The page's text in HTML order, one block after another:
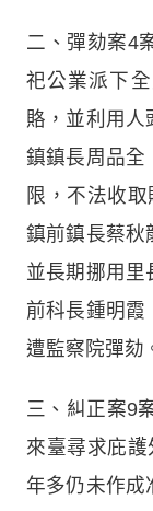
二、彈劾案4
祀公業派下
賂，並利用人
鎮鎮長周品全
限，不法收
鎮前鎮長蔡秋
並長期挪用里
前科長鍾明霞
遭監察院彈劾
三、糾正案9
來臺尋求庇
年多仍未作成